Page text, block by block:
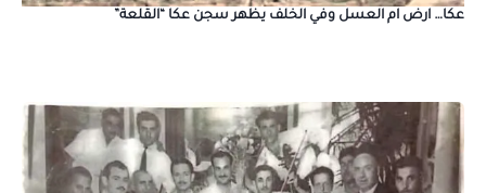
عكا… ارض ام العسل وفي الخلف يظهر سجن عكا “القلعة”